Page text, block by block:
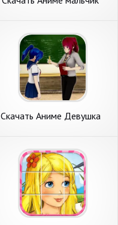
Андроид
Скачать Аниме Девушка
Андроид